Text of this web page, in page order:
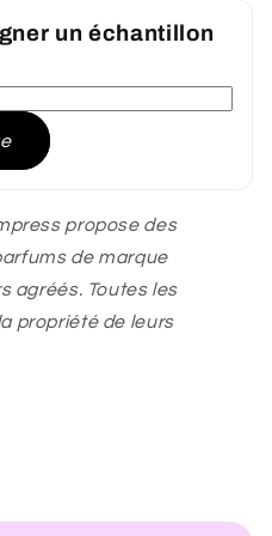
un échantillon
propose des
de marque
agréés. Toutes les
propriété de leurs